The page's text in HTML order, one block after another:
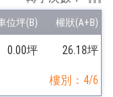
0.00坪 26.18坪
樓別：4/6